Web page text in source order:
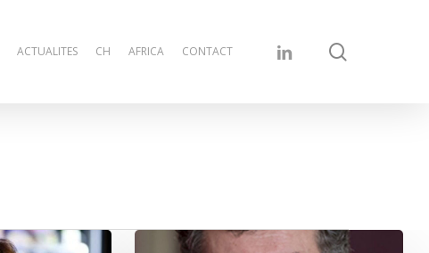
ACTUALITES CH AFRICA CONTACT linkedin